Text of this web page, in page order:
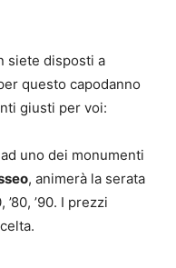
siete disposti a
questo capodanno
giusti per voi:
uno dei monumenti
, animerà la serata
’90. I prezzi